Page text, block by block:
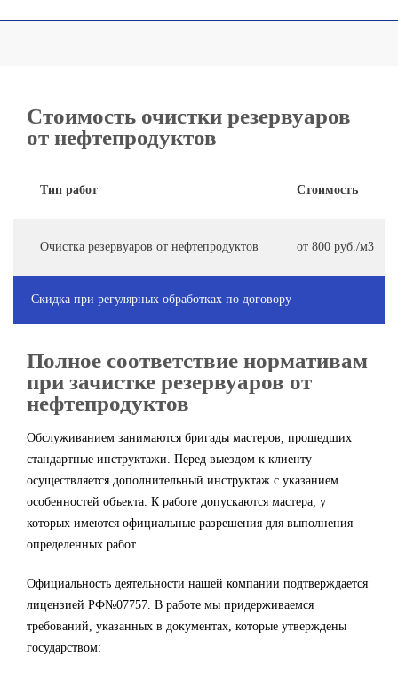
Стоимость очистки резервуаров
от нефтепродуктов
Тип работ Стоимость
Очистка резервуаров от нефтепродуктов от 800 руб./м3
Скидка при регулярных обработках по договору
Полное соответствие нормативам
при зачистке резервуаров от
нефтепродуктов
Обслуживанием занимаются бригады мастеров, прошедших
стандартные инструктажи. Перед выездом к клиенту
осуществляется дополнительный инструктаж с указанием
особенностей объекта. К работе допускаются мастера, у
которых имеются официальные разрешения для выполнения
определенных работ.
Официальность деятельности нашей компании подтверждается
лицензией РФ№07757. В работе мы придерживаемся
требований, указанных в документах, которые утверждены
государством: